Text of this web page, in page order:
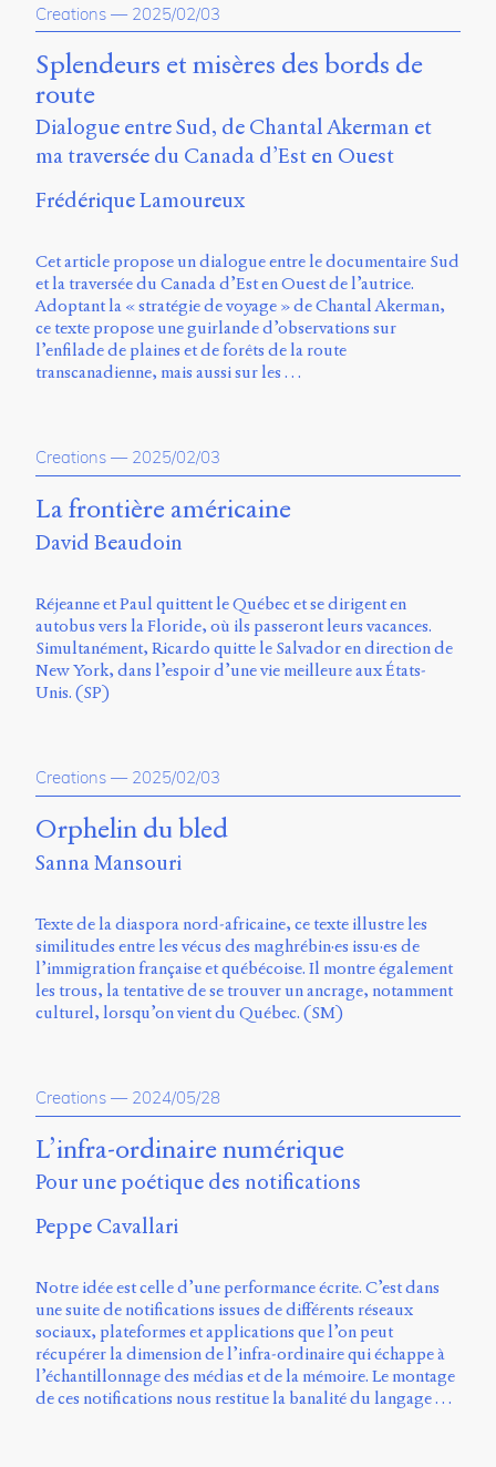
Creations — 2025/02/03
Splendeurs et misères des bords de
route
Dialogue entre Sud, de Chantal Akerman et
ma traversée du Canada d’Est en Ouest
Frédérique Lamoureux
Cet article propose un dialogue entre le documentaire Sud
et la traversée du Canada d’Est en Ouest de l’autrice.
Adoptant la « stratégie de voyage » de Chantal Akerman,
ce texte propose une guirlande d’observations sur
l’enfilade de plaines et de forêts de la route
transcanadienne, mais aussi sur les …
Creations — 2025/02/03
La frontière américaine
David Beaudoin
Réjeanne et Paul quittent le Québec et se dirigent en
autobus vers la Floride, où ils passeront leurs vacances.
Simultanément, Ricardo quitte le Salvador en direction de
New York, dans l’espoir d’une vie meilleure aux États-
Unis. (SP)
Creations — 2025/02/03
Orphelin du bled
Sanna Mansouri
Texte de la diaspora nord-africaine, ce texte illustre les
similitudes entre les vécus des maghrébin·es issu·es de
l’immigration française et québécoise. Il montre également
les trous, la tentative de se trouver un ancrage, notamment
culturel, lorsqu’on vient du Québec. (SM)
Creations — 2024/05/28
L’infra-ordinaire numérique
Pour une poétique des notifications
Peppe Cavallari
Notre idée est celle d’une performance écrite. C’est dans
une suite de notifications issues de différents réseaux
sociaux, plateformes et applications que l’on peut
récupérer la dimension de l’infra-ordinaire qui échappe à
l’échantillonnage des médias et de la mémoire. Le montage
de ces notifications nous restitue la banalité du langage …